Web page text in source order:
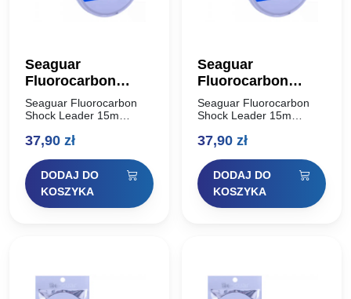
Seaguar
Fluorocarbon
Shock Leader 15m
0,570mm
Seaguar Fluorocarbon
Shock Leader 15m
Shock Leader -
odporność na przetarcia
oraz na zerwanie, co
sprawia, że jest świetnym
materiałem na…
37,90 zł
DODAJ DO
KOSZYKA
Seaguar
Fluorocarbon
Shock Leader 15m
0,620mm
Seaguar Fluorocarbon
Shock Leader 15m
Shock Leader -
odporność na przetarcia
oraz na zerwanie, co
sprawia, że jest świetnym
materiałem na…
37,90 zł
DODAJ DO
KOSZYKA